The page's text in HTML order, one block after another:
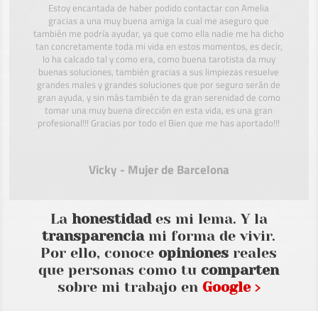
Estoy encantada de haber podido contactar con Amelia
gracias a una muy buena amiga la cual me aseguro que
también me podría ayudar, ya que como ella nadie me ha dicho
tan concretamente toda mi vida en estos momentos, es decir,
lo ha calcado tal y como era, como buena tarotista da muy
buenas soluciones, también gracias a sus limpiezas resuelve
grandes males y grandes soluciones que por seguro serán de
gran ayuda, y sin más también te da gran serenidad de como
tomar una muy buena dirección en esta vida, es una gran
profesional!!! Gracias por todo el Bien que me has aportado!!!
Vicky - Mujer de Barcelona
La honestidades mi lema. Y la
transparenciami forma de vivir.
Por ello, conoceopiniones reales
que personas como tucomparten
sobre mi trabajo en Google ›